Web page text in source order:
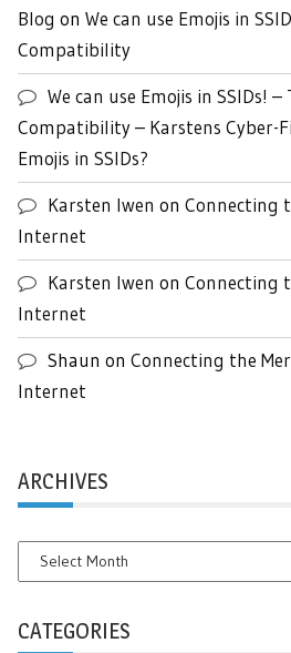
Blog on We can use Emojis in
Compatibility
We can use Emojis in SSIDs!
Compatibility – Karstens Cyber-
Emojis in SSIDs?
Karsten Iwen on Connecting
Internet
Karsten Iwen on Connecting
Internet
Shaun on Connecting the
Internet
ARCHIVES
Archives
CATEGORIES